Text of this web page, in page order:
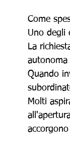
Come
Uno degli
La
autonoma
Quando
Molti